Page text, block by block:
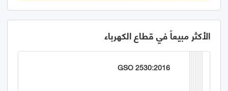
الأكثر مبيعاً في قطاع الكهرباء
GSO 2530:2016